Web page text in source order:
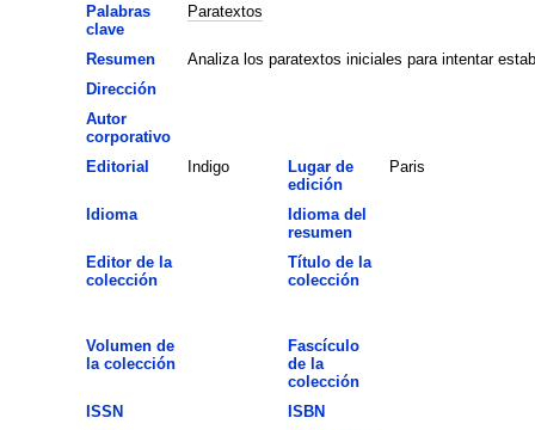
Palabras
clave
Paratextos
Resumen
Analiza los paratextos iniciales para intentar
Dirección
Autor
corporativo
Editorial
Indigo
Lugar de
edición
Paris
Idioma
Idioma del
resumen
Editor de la
colección
Título de la
colección
Volumen de
la colección
Fascículo
de la
colección
ISSN
ISBN